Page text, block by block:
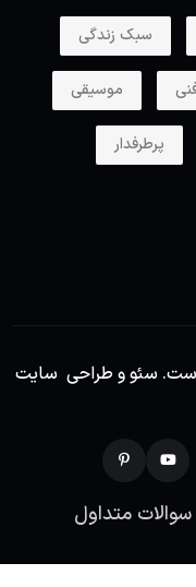
سبک زندگی
موسیقی
پرطرفدار
سئو و طراحی سایت
سوالات متداول